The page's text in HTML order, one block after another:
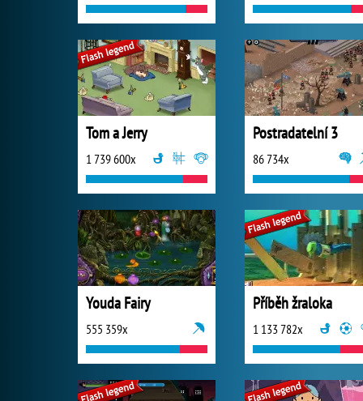
Tom a Jerry
1 739 600x
Postradatelní 3
86 734x
Youda Fairy
555 359x
Příběh žraloka
1 133 782x